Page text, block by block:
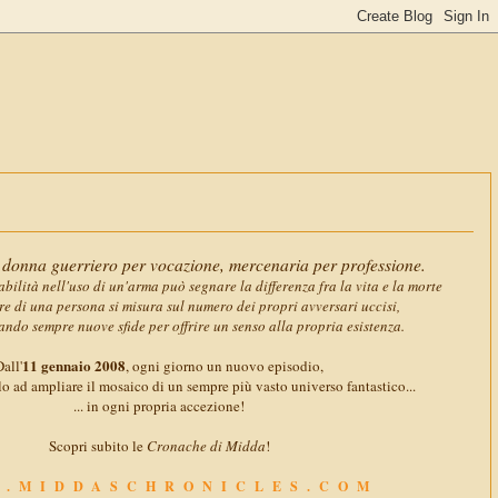
guerriero per vocazione, mercenaria per professione.
nell'uso di un'arma può segnare la differenza fra la vita e la morte
di una persona si misura sul numero dei propri avversari uccisi,
sempre nuove sfide per offrire un senso alla propria esistenza.
11 gennaio 2008, ogni giorno un nuovo episodio,
ad ampliare il mosaico di un sempre più vasto universo fantastico...
... in ogni propria accezione!
Scopri subito le Cronache di Midda!